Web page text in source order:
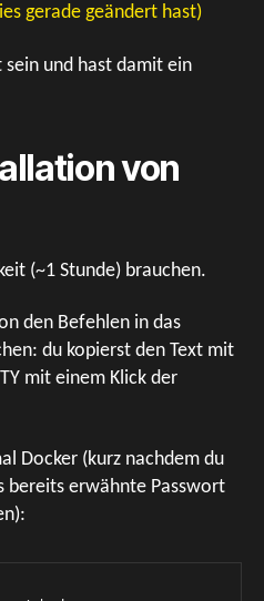
gerade geändert hast)
und hast damit ein
von
(~1 Stunde) brauchen.
den Befehlen in das
du kopierst den Text mit
mit einem Klick der
Docker (kurz nachdem du
bereits erwähnte Passwort